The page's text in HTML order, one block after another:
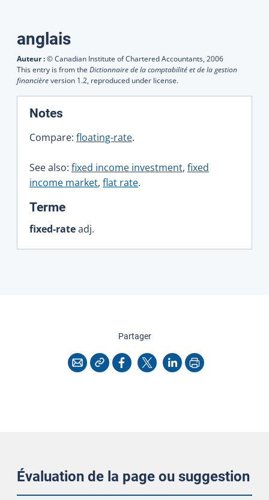
Traductions
anglais
Auteur :© Canadian Institute of Chartered Accountants, 2006
This entry is from the Dictionnaire de la comptabilité et de la gestion
financièreversion 1.2, reproduced under license.
Notes
Compare: floating-rate.
See also: fixed income investment, fixed
income market, flat rate.
Terme:
fixed-rateadj.
Partagercette page
CourrielCopier l'adresse
Facebook
X LinkedInImprimer
Évaluation de la page ou suggestion